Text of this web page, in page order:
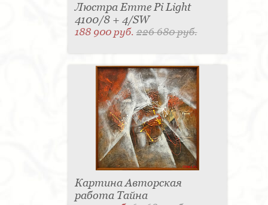
Люстра Emme Pi Light
4100/8 + 4/SW
188 900 руб.226 680 руб.
Картина Авторская
работа Тайна